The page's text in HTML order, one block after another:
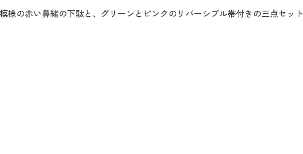
様の赤い鼻緒の下駄と、グリーンとピンクのリバーシブル帯付きの三点セット